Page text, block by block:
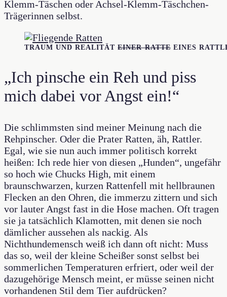
Klemm-Täschen oder Achsel-Klemm-Täschchen-
Trägerinnen selbst.
TRAUM UND REALITÄTEINER RATTEEINES
„Ich pinsche ein Reh und piss
mich dabei vor Angst ein!“
Die schlimmsten sind meiner Meinung nach die
Rehpinscher. Oder die Prater Ratten, äh, Rattler.
Egal, wie sie nun auch immer politisch korrekt
heißen: Ich rede hier von diesen „Hunden“, ungefähr
so hoch wie Chucks High, mit einem
braunschwarzen, kurzen Rattenfell mit hellbraunen
Flecken an den Ohren, die immerzu zittern und sich
vor lauter Angst fast in die Hose machen. Oft tragen
sie ja tatsächlich Klamotten, mit denen sie noch
dämlicher aussehen als nackig. Als
Nichthundemensch weiß ich dann oft nicht: Muss
das so, weil der kleine Scheißer sonst selbst bei
sommerlichen Temperaturen erfriert, oder weil der
dazugehörige Mensch meint, er müsse seinen nicht
vorhandenen Stil dem Tier aufdrücken?